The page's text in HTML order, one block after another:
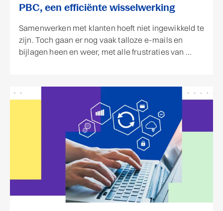
PBC, een efficiënte wisselwerking
Samenwerken met klanten hoeft niet ingewikkeld te
zijn. Toch gaan er nog vaak talloze e-mails en
bijlagen heen en weer, met alle frustraties van ...